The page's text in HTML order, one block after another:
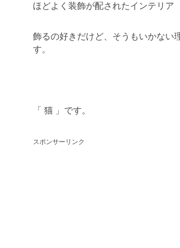
ほどよく装飾が配されたインテリア
飾るの好きだけど、そうもいかない
す。
「 猫 」です。
スポンサーリンク